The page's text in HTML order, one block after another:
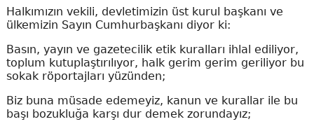
Halkımızın vekili, devletimizin üst kurul başkanı ve
ülkemizin Sayın Cumhurbaşkanı diyor ki:
Basın, yayın ve gazetecilik etik kuralları ihlal ediliyor,
toplum kutuplaştırılıyor, halk gerim gerim geriliyor bu
sokak röportajları yüzünden;
Biz buna müsade edemeyiz, kanun ve kurallar ile bu
başı bozukluğa karşı dur demek zorundayız;